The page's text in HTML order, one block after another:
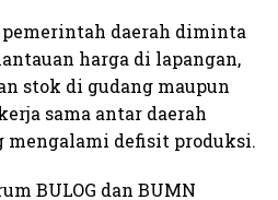
daerah diminta
harga di lapangan,
stok di gudang maupun
sama antar daerah
defisit produksi.
BULOG dan BUMN